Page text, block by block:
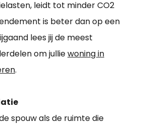
leidt tot minder CO2
is beter dan op een
lees jij de meest
om julliewoning in
.
spouw als de ruimte die